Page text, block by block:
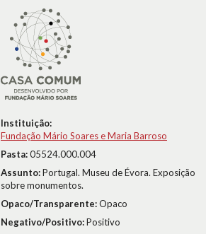
Instituição:
Fundação Mário Soares e Maria Barroso
Pasta:05524.000.004
Assunto:Portugal. Museu de Évora. Exposição
sobre monumentos.
Opaco/Transparente:Opaco
Negativo/Positivo:Positivo